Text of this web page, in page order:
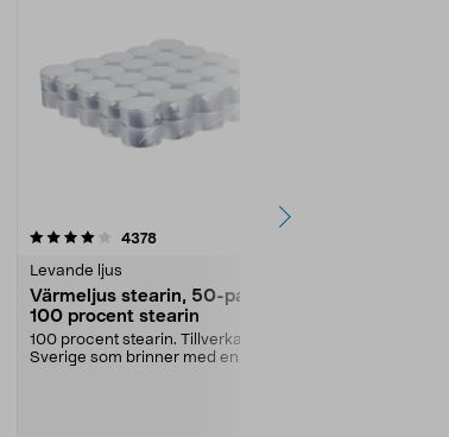
4378recensioner
Levande ljus
Värmeljus stearin, 50-pack,
100 procent stearin
100 procent stearin. Tillverkade i
Sverige som brinner med en
4.5av 5 stjärnor